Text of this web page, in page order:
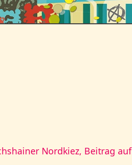
Nordkiez, Beitrag auf